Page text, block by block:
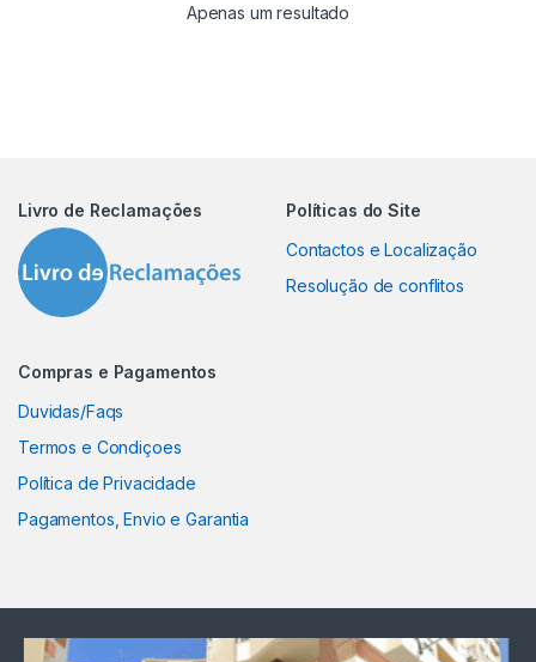
Apenas um resultado
Livro de Reclamações
Políticas do Site
Contactos e Localização
Resolução de conflitos
Compras e Pagamentos
Duvidas/Faqs
Termos e Condiçoes
Política de Privacidade
Pagamentos, Envio e Garantia